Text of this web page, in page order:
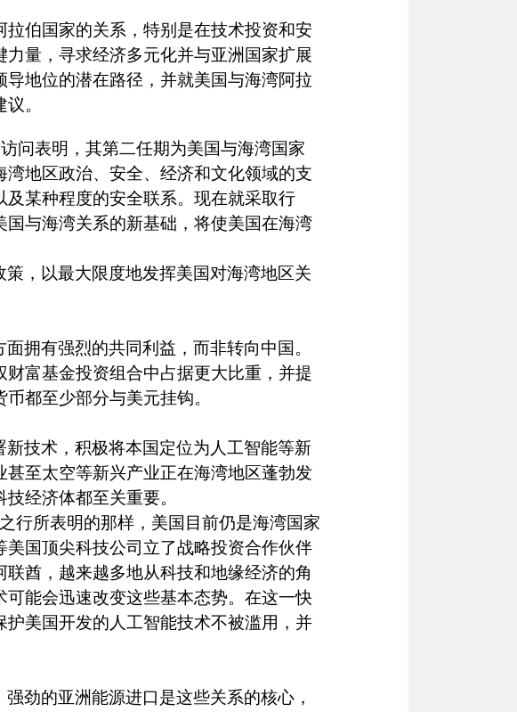
伯国家的关系，特别是在技术投资和安
量，寻求经济多元化并与亚洲国家扩展
地位的潜在路径，并就美国与海湾阿拉
。
问表明，其第二任期为美国与海湾国家
地区政治、安全、经济和文化领域的支
某种程度的安全联系。现在就采取行
与海湾关系的新基础，将使美国在海湾
，以最大限度地发挥美国对海湾地区关
拥有强烈的共同利益，而非转向中国。
富基金投资组合中占据更大比重，并提
都至少部分与美元挂钩。
技术，积极将本国定位为人工智能等新
至太空等新兴产业正在海湾地区蓬勃发
经济体都至关重要。
行所表明的那样，美国目前仍是海湾国家
国顶尖科技公司立了战略投资合作伙伴
酋，越来越多地从科技和地缘经济的角
能会迅速改变这些基本态势。在这一快
美国开发的人工智能技术不被滥用，并
劲的亚洲能源进口是这些关系的核心，